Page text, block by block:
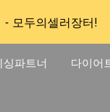
- 모두의셀러장터!
싱파트너 다이어